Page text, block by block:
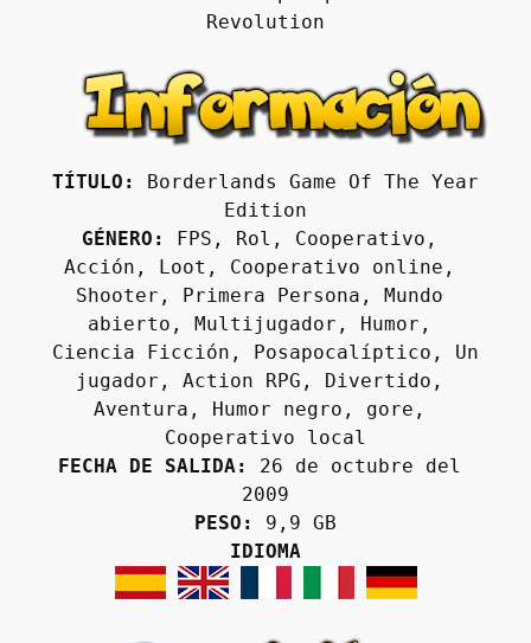
Revolution
TÍTULO:
Borderlands Game Of The Year
Edition
GÉNERO:
FPS, Rol, Cooperativo,
Acción, Loot, Cooperativo online,
Shooter, Primera Persona, Mundo
abierto, Multijugador, Humor,
Ciencia Ficción, Posapocalíptico, Un
jugador, Action RPG, Divertido,
Aventura, Humor negro, gore,
Cooperativo local
FECHA DE SALIDA:
26 de octubre del
2009
PESO:
9,9 GB
IDIOMA